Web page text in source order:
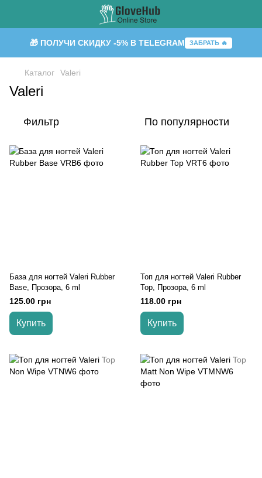
🎁 ПОЛУЧИ СКИДКУ -5% В TELEGRAM ЗАБРАТЬ 🔥
Каталог Valeri
Valeri
Фильтр По популярности
База для ногтей Valeri Rubber
Base, Прозора, 6 ml
125.00 грн
Купить
Топ для ногтей Valeri Rubber
Top, Прозора, 6 ml
118.00 грн
Купить